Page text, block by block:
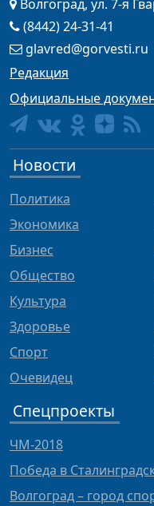
Волгоград, ул. 7-я
(8442) 24-31-41
glavred@gorvesti.ru
Редакция
Официальные
Новости
Политика
Экономика
Бизнес
Общество
Культура
Здоровье
Спорт
Очевидец
Спецпроекты
ЧМ-2018
Победа в
Волгоград – город